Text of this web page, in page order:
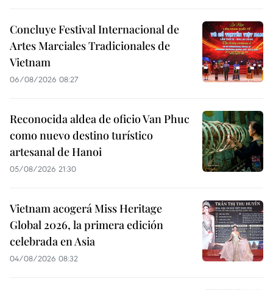
Concluye Festival Internacional de
Artes Marciales Tradicionales de
Vietnam
06/08/2026 08:27
Reconocida aldea de oficio Van Phuc
como nuevo destino turístico
artesanal de Hanoi
05/08/2026 21:30
Vietnam acogerá Miss Heritage
Global 2026, la primera edición
celebrada en Asia
04/08/2026 08:32